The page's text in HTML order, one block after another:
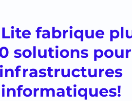
fabrique
solutions
infrastructures
informatiques!